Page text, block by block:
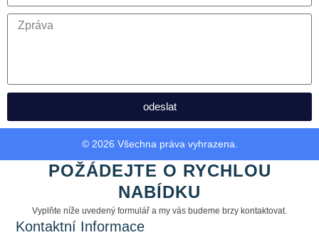
odeslat
© 2026 Všechna práva vyhrazena.
POŽÁDEJTE O RYCHLOU
NABÍDKU
Vyplňte níže uvedený formulář a my vás budeme brzy kontaktovat.
Kontaktní Informace